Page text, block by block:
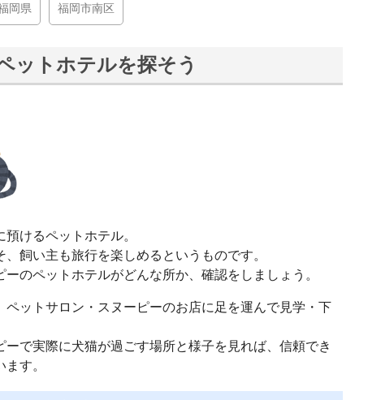
岡県 福岡市南区
ットホテルを探そう
けるペットホテル。
飼い主も旅行を楽しめるというものです。
のペットホテルがどんな所か、確認をしましょう。
ペットサロン・スヌーピーのお店に足を運んで見学・下
ーで実際に犬猫が過ごす場所と様子を見れば、信頼でき
す。